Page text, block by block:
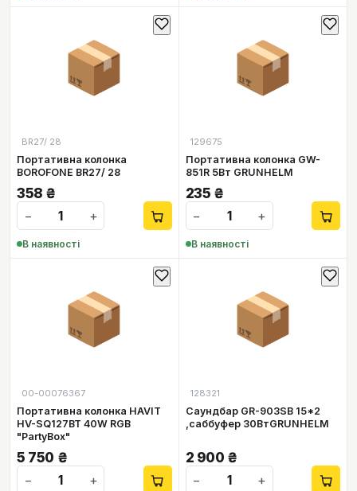
📦
BR27/ 28
Портативна колонка
BOROFONE BR27/ 28
358 ₴
−
+
В наявності
📦
129675
Портативна колонка GW-
851R 5Вт GRUNHELM
235 ₴
−
+
В наявності
📦
00-00076367
Портативна колонка HAVIT
HV-SQ127BT 40W RGB
"PartyBox"
5 750 ₴
−
+
📦
128321
Саундбар GR-903SB 15*2
,саббуфер 30ВтGRUNHELM
2 900 ₴
−
+